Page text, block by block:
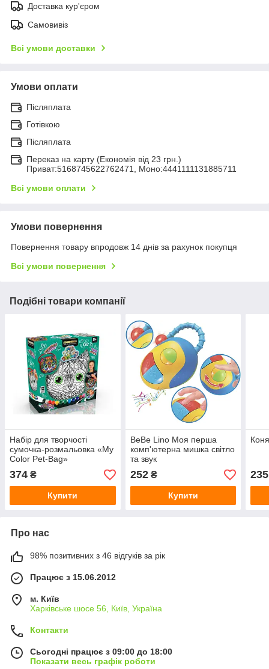
Доставка кур'єром
Самовивіз
Всі умови доставки
Умови оплати
Післяплата
Готівкою
Післяплата
Переказ на карту (Економія від 23 грн.)
Приват:5168745622762471, Моно:4441111131885711
Всі умови оплати
Умови повернення
Повернення товару впродовж 14 днів за рахунок покупця
Всі умови повернення
Подібні товари компанії
Набір для творчості
сумочка-розмальовка «My
Color Pet-Bag»
374 ₴
Купити
BeBe Lino Моя перша
комп'ютерна мишка світло
та звук
252₴
Купити
235
Про нас
98% позитивних з 46 відгуків за рік
Працює з 15.06.2012
м. Київ
Харківське шосе 56, Київ, Україна
Контакти
Сьогодні працює з 09:00 до 18:00
Показати весь графік роботи